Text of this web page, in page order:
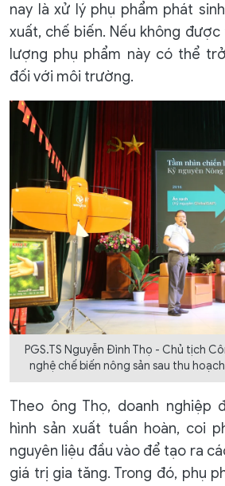
nay là xử lý phụ phẩm phát
xuất, chế biến. Nếu không được
lượng phụ phẩm này có thể
đối với môi trường.
PGS.TS Nguyễn Đình Thọ - Chủ tịch
nghệ chế biến nông sản sau thu
Theo ông Thọ, doanh nghiệp
hình sản xuất tuần hoàn, coi
nguyên liệu đầu vào để tạo ra
giá trị gia tăng. Trong đó, phụ